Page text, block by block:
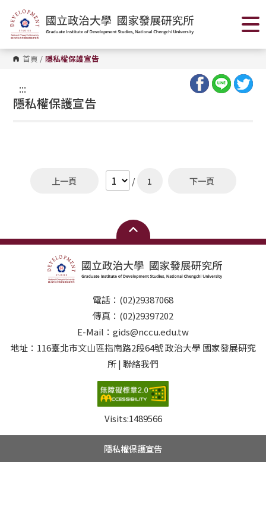
到
主
要
內
容
區 首頁 / 隱私權保護宣告
:::
隱私權保護宣告
上一頁 / 1 下一頁
電話：(02)29387068
傳真：(02)29397202
E-Mail：gids@nccu.edu.tw
地址：116臺北市文山區指南路2段64號 政治大學 國家發展研究
所 | 聯絡我們
Visits:1489566
隱私權保護宣告